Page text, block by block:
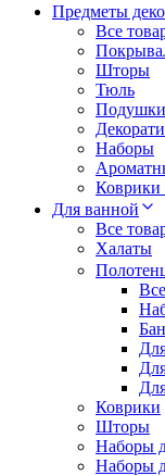
Предметы
Все
Шторы
Тюль
Подушки
Наборы
Коврики
Для ванной
Все
Халаты
Коврики
Шторы
Наборы
Наборы